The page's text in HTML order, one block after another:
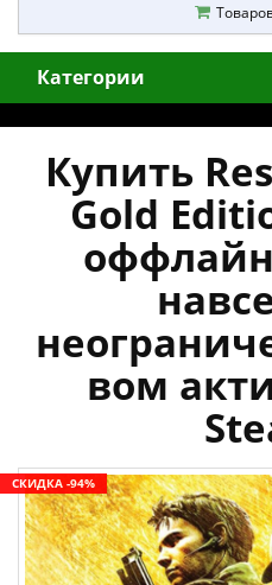
Категории
Купить
Gold
вом
СКИДКА -94%